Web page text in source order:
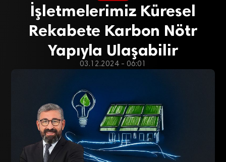
İşletmelerimiz Küresel
Rekabete Karbon Nötr
Yapıyla Ulaşabilir
03.12.2024 - 06:01